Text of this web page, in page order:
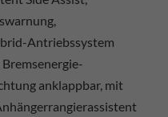
Antriebssystem
anklappbar, mit